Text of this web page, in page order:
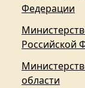
Федерации
Российской
области